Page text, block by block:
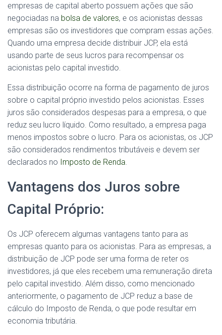
empresas de capital aberto possuem ações que são
negociadas na bolsa de valores, e os acionistas dessas
empresas são os investidores que compram essas ações.
Quando uma empresa decide distribuir JCP, ela está
usando parte de seus lucros para recompensar os
acionistas pelo capital investido.
Essa distribuição ocorre na forma de pagamento de juros
sobre o capital próprio investido pelos acionistas. Esses
juros são considerados despesas para a empresa, o que
reduz seu lucro líquido. Como resultado, a empresa paga
menos impostos sobre o lucro. Para os acionistas, os JCP
são considerados rendimentos tributáveis e devem ser
declarados no Imposto de Renda
Vantagens dos Juros sobre
Capital Próprio:
Os JCP oferecem algumas vantagens tanto para as
empresas quanto para os acionistas. Para as empresas, a
distribuição de JCP pode ser uma forma de reter os
investidores, já que eles recebem uma remuneração direta
pelo capital investido. Além disso, como mencionado
anteriormente, o pagamento de JCP reduz a base de
cálculo do Imposto de Renda, o que pode resultar em
economia tributária.